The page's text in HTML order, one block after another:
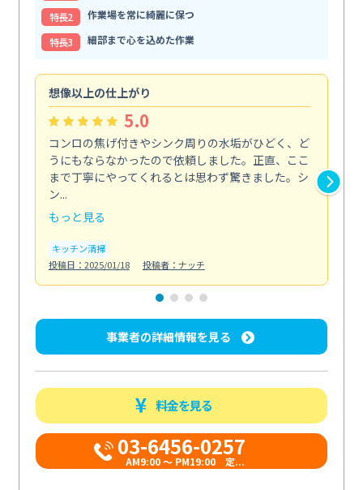
特⻑2
作業場を常に綺麗に保つ
特⻑3
細部まで心を込めた作業
想像以上の仕上がり
5.0
コンロの焦げ付きやシンク周りの水垢がひどく、ど
うにもならなかったので依頼しました。正直、ここ
まで丁寧にやってくれるとは思わず驚きました。シ
ン...
もっと見る
キッチン清掃
投稿日：2025/01/18
投稿者：ナッチ
事業者の詳細情報を見る
料金を見る
03-6456-0257
AM9:00 ～ PM19:00 定...